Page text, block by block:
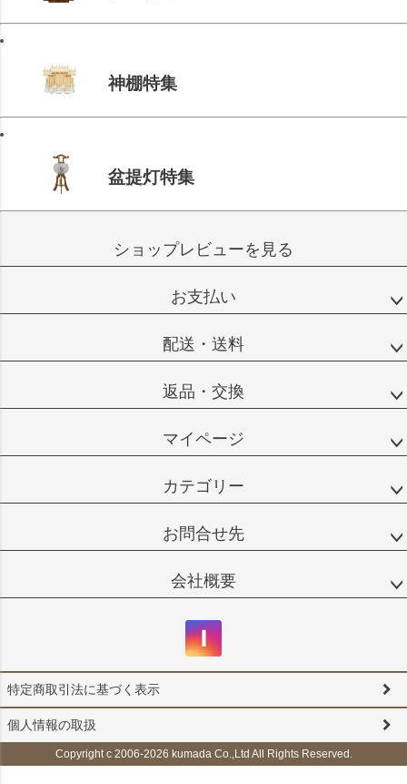
神棚特集
盆提灯特集
ショップレビューを見る
お支払い
配送・送料
返品・交換
マイページ
カテゴリー
お問合せ先
会社概要
特定商取引法に基づく表示
個人情報の取扱
Copyright c 2006-2026 kumada Co.,Ltd All Rights Reserved.